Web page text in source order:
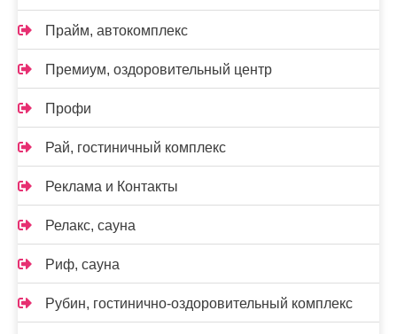
Прайм, автокомплекс
Премиум, оздоровительный центр
Профи
Рай, гостиничный комплекс
Реклама и Контакты
Релакс, сауна
Риф, сауна
Рубин, гостинично-оздоровительный комплекс